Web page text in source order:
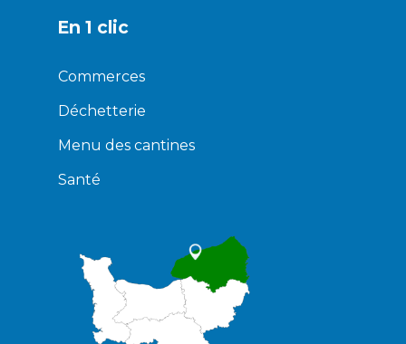
En 1 clic
Commerces
Déchetterie
Menu des cantines
Santé